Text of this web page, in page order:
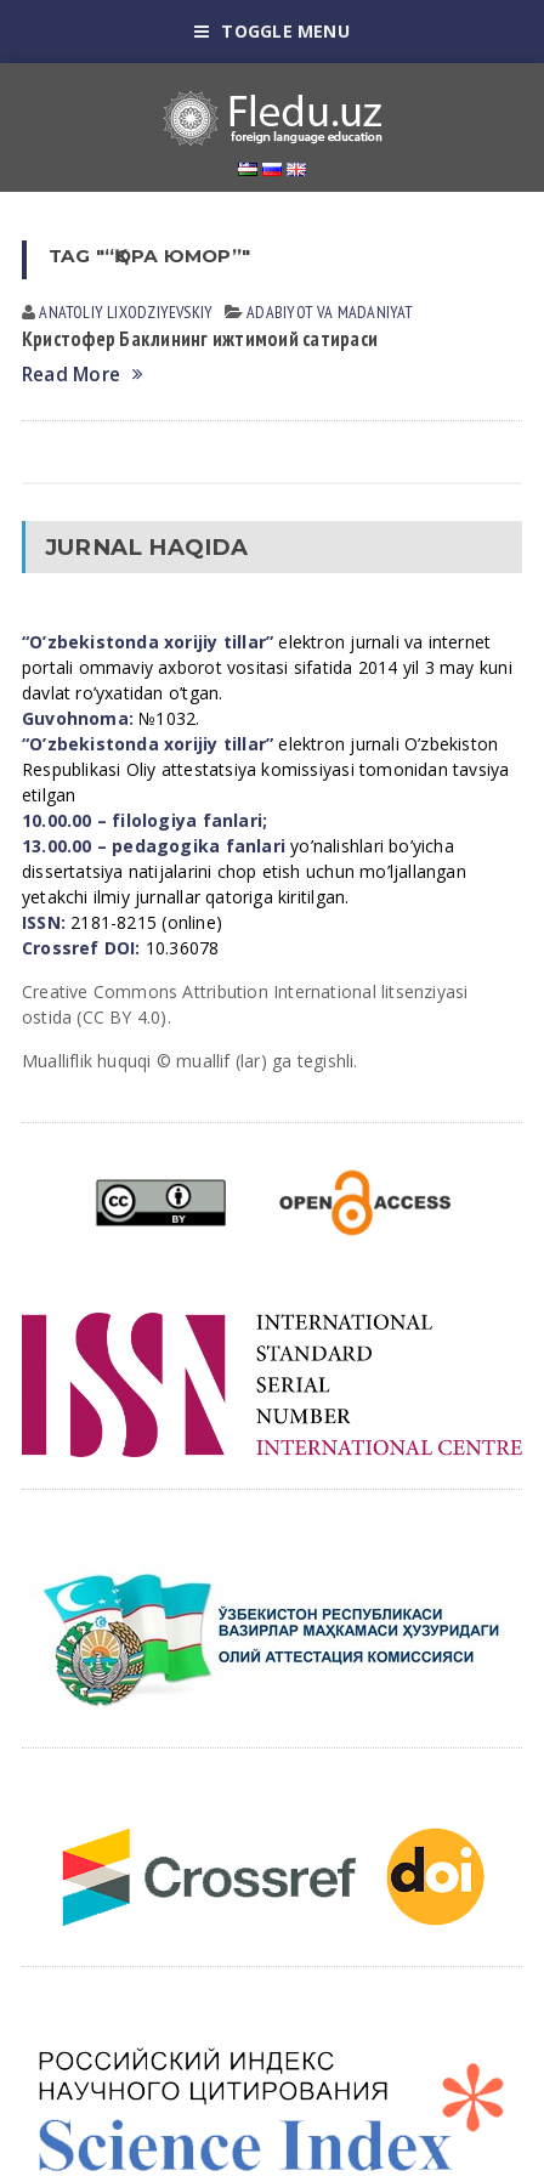
TOGGLE MENU
TAG "“ҚОРА ЮМОР”"
ANATOLIY LIXODZIYEVSKIY АDАBIYOT VА MАDАNIYAT
Кристофер Баклининг ижтимоий сатираси
Read More
JURNAL HAQIDA
“O’zbekistonda xorijiy tillar” elektron jurnali va internet
portali ommaviy axborot vositasi sifatida 2014 yil 3 may kuni
davlat ro’yxatidan o’tgan.
Guvohnoma: №1032.
“O’zbekistonda xorijiy tillar” elektron jurnali O’zbekiston
Respublikasi Oliy attestatsiya komissiyasi tomonidan tavsiya
etilgan
10.00.00 – filologiya fanlari;
13.00.00 – pedagogika fanlari yo’nalishlari bo’yicha
dissertatsiya natijalarini chop etish uchun mo’ljallangan
yetakchi ilmiy jurnallar qatoriga kiritilgan.
ISSN: 2181-8215 (online)
Crossref DOI: 10.36078
Creative Commons Attribution International litsenziyasi
ostida (CC BY 4.0).
Mualliflik huquqi © muallif (lar) ga tegishli.